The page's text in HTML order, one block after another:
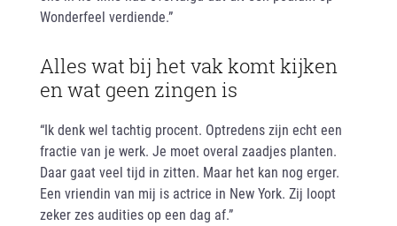
Wonderfeel verdiende.”
Alles wat bij het vak komt kijken
en wat geen zingen is
“Ik denk wel tachtig procent. Optredens zijn echt een
fractie van je werk. Je moet overal zaadjes planten.
Daar gaat veel tijd in zitten. Maar het kan nog erger.
Een vriendin van mij is actrice in New York. Zij loopt
zeker zes audities op een dag af.”